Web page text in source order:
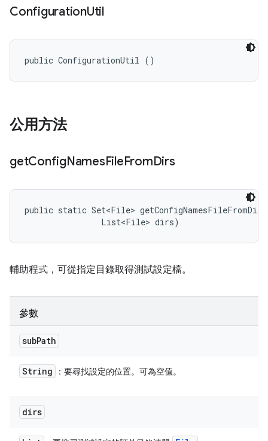
ConfigurationUtil
public ConfigurationUtil ()
公用方法
getConfigNamesFileFromDirs
public static Set<File>
                List<File> dirs)
輔助程式，可從指定目錄取得測試設定檔。
參數
subPath
String ：要尋找設定的位置。可為空值。
dirs